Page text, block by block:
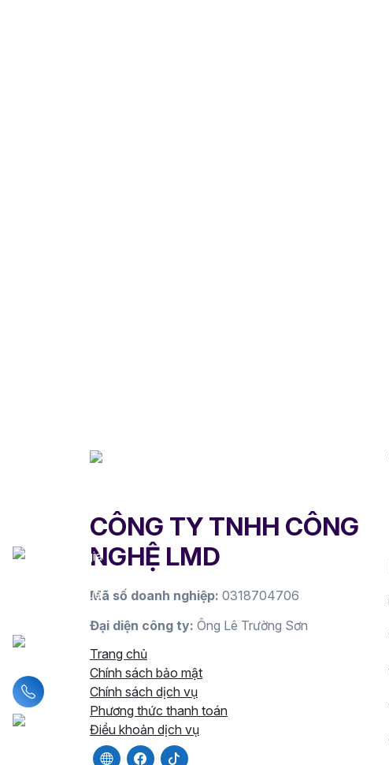
CÔNG TY TNHH CÔNG
NGHỆ LMD
Mã số doanh nghiệp: 0318704706
Đại diện công ty: Ông Lê Trường Sơn
Trang chủ
Chính sách bảo mật
Chính sách dịch vụ
Phương thức thanh toán
Điều khoản dịch vụ
Liên hệ hotline